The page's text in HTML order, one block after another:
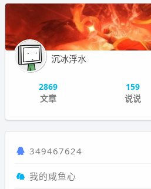
沉冰浮水
2869
文章
159
说说
349467624
我的咸鱼心